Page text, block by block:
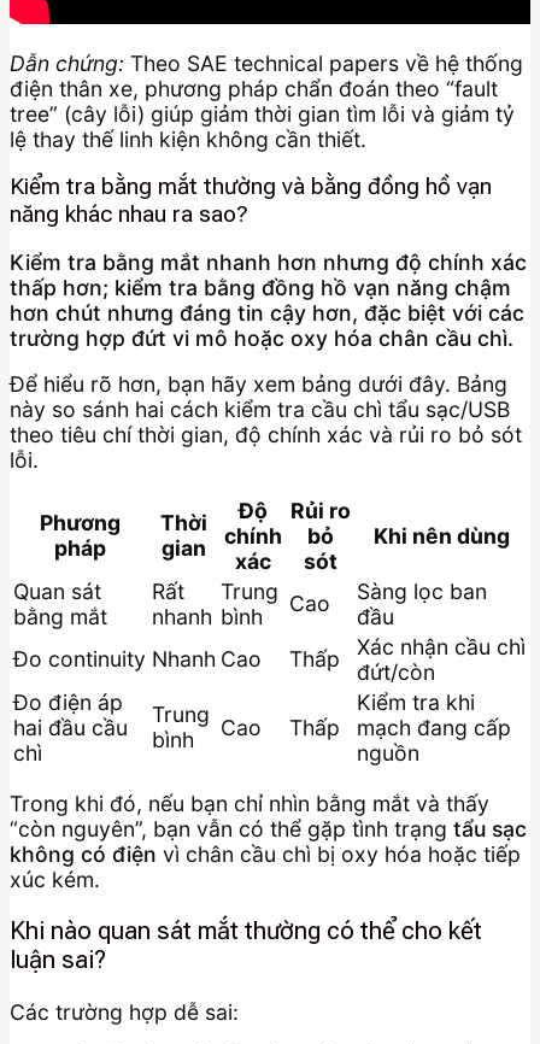
Dẫn chứng: Theo SAE technical papers về hệ thống
điện thân xe, phương pháp chẩn đoán theo “fault
tree” (cây lỗi) giúp giảm thời gian tìm lỗi và giảm tỷ
lệ thay thế linh kiện không cần thiết.
Kiểm tra bằng mắt thường và bằng đồng hồ vạn
năng khác nhau ra sao?
Kiểm tra bằng mắt nhanh hơn nhưng độ chính xác
thấp hơn; kiểm tra bằng đồng hồ vạn năng chậm
hơn chút nhưng đáng tin cậy hơn, đặc biệt với các
trường hợp đứt vi mô hoặc oxy hóa chân cầu chì.
Để hiểu rõ hơn, bạn hãy xem bảng dưới đây. Bảng
này so sánh hai cách kiểm tra cầu chì tẩu sạc/USB
theo tiêu chí thời gian, độ chính xác và rủi ro bỏ sót
lỗi.
Phương
pháp
Thời
gian
Độ
chính
xác
Rủi ro
bỏ
sót
Khi nên dùng
Quan sát
bằng mắt
Rất
nhanh
Trung
bình
Cao
Sàng lọc ban
đầu
Đo continuity Nhanh Cao Thấp
Xác nhận cầu chì
đứt/còn
Đo điện áp
hai đầu cầu
chì
Trung
bình
Cao Thấp
Kiểm tra khi
mạch đang cấp
nguồn
Trong khi đó, nếu bạn chỉ nhìn bằng mắt và thấy
“còn nguyên”, bạn vẫn có thể gặp tình trạng tẩu sạc
không có điện vì chân cầu chì bị oxy hóa hoặc tiếp
xúc kém.
Khi nào quan sát mắt thường có thể cho kết
luận sai?
Các trường hợp dễ sai: